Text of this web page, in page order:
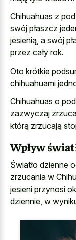
Chihuahuas z
swój płaszcz
jesienią, a swój
przez cały rok.
Oto krótkie
chihuahuami
Chihuahuas o
zazwyczaj
którą zrzucają
Wpływ
Światło dzienne
zrzucania w
jesieni przynosi
dziennie, w